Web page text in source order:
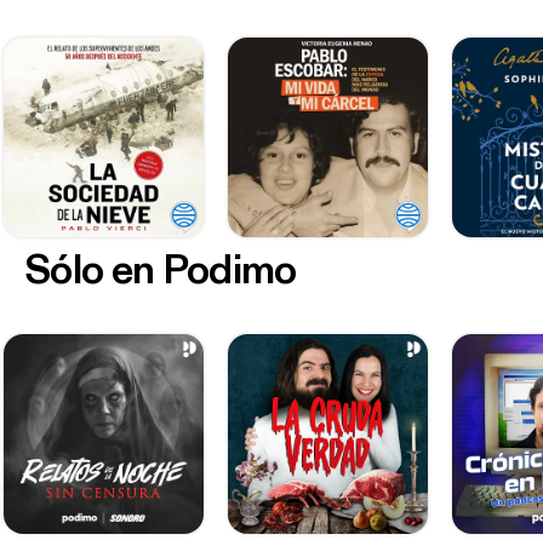
la dirección general de la ONCE y la presidencia de
Telecinco, Durán sigue siendo el ciego más famoso
de España y un hombre hecho a sí mismo que tiene
mucho que decir, y al que nadie ha regalado nada.
Sólo en Podimo